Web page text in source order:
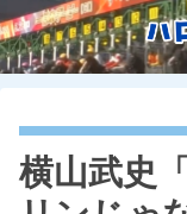
横山武史